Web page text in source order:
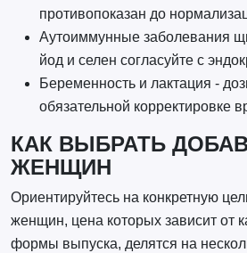
противопоказан до
Аутоиммунные заболевания
йод и селен согласуйте с
Беременность и лактация -
обязательной корректировке
КАК ВЫБРАТЬ
ЖЕНЩИН
Ориентируйтесь на конкретную
женщин, цена которых зависит от
формы выпуска, делятся на